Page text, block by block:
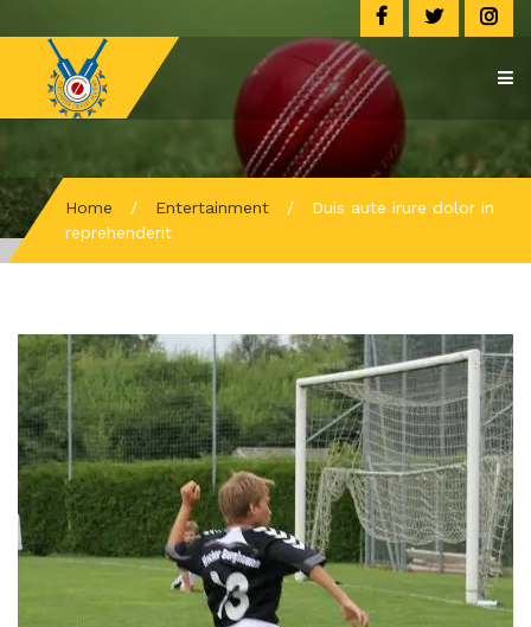
Home / Entertainment /
Duis aute irure dolor in
reprehenderit